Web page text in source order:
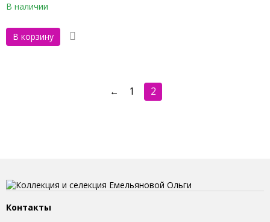
В наличии
В корзину
← 1 2
Контакты